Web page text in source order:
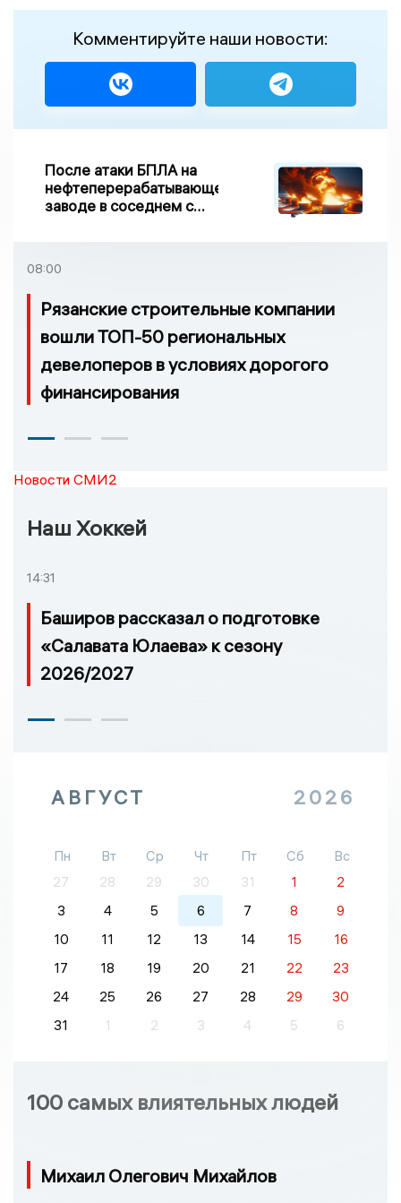
Комментируйте наши новости:
После атаки БПЛА на
нефтеперерабатывающем
заводе в соседнем с
возгорание
08:00
Рязанские строительные компании
вошли ТОП-50 региональных
девелоперов в условиях дорогого
финансирования
Новости СМИ2
Наш Хоккей
14:31
Баширов рассказал о подготовке
«Салавата Юлаева» к сезону
2026/2027
АВГУСТ 2026
Пн Вт Ср Чт Пт Сб
Вс
27
28 29 30 31 1
2
3
4 5 6 7 8
9
10
11 12 13 14 15
16
17
18 19 20 21 22
23
24
25 26 27 28 29
30
31
1 2 3 4 5 6
100 самых влиятельных людей
Михаил Олегович Михайлов